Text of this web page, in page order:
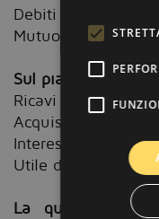
Debiti verso
Mutuo bancario
Sul piano
Ricavi di vendita:
Acquisti merci:
Interessi passivi:
Utile d’esercizio:
La quadratura